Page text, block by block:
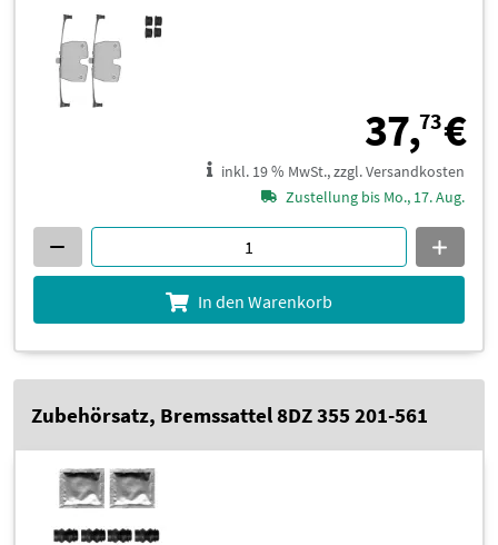
37,73€
inkl. 19 % MwSt., zzgl. Versandkosten
Zustellung bis Mo., 17. Aug.
In den Warenkorb
Zubehörsatz, Bremssattel 8DZ 355 201-561